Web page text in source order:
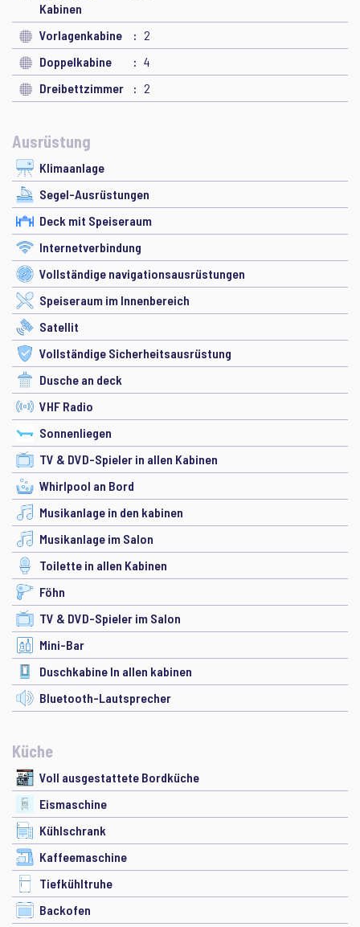
Kabinen
Vorlagenkabine
2
Doppelkabine
4
Dreibettzimmer
2
Ausrüstung
Klimaanlage
Segel-Ausrüstungen
Deck mit Speiseraum
Internetverbindung
Vollständige navigationsausrüstungen
Speiseraum im Innenbereich
Satellit
Vollständige Sicherheitsausrüstung
Dusche an deck
VHF Radio
Sonnenliegen
TV & DVD-Spieler in allen Kabinen
Whirlpool an Bord
Musikanlage in den kabinen
Musikanlage im Salon
Toilette in allen Kabinen
Föhn
TV & DVD-Spieler im Salon
Mini-Bar
Duschkabine In allen kabinen
Bluetooth-Lautsprecher
Küche
Voll ausgestattete Bordküche
Eismaschine
Kühlschrank
Kaffeemaschine
Tiefkühltruhe
Backofen